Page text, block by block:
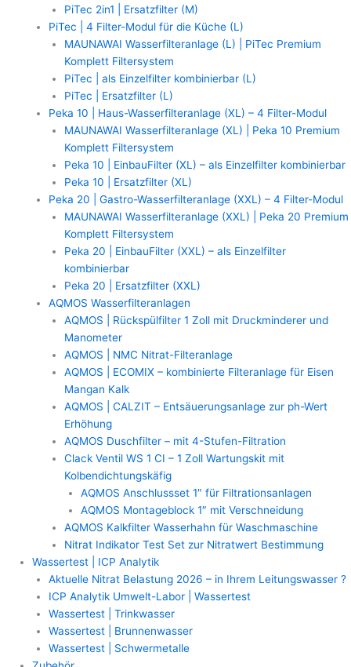
PiTec 2in1 | Ersatzfilter (M)
PiTec | 4 Filter-Modul für die Küche (L)
MAUNAWAI Wasserfilteranlage (L) | PiTec Premium
Komplett Filtersystem
PiTec | als Einzelfilter kombinierbar (L)
PiTec | Ersatzfilter (L)
Peka 10 | Haus-Wasserfilteranlage (XL) – 4 Filter-Modul
MAUNAWAI Wasserfilteranlage (XL) | Peka 10 Premium
Komplett Filtersystem
Peka 10 | EinbauFilter (XL) – als Einzelfilter kombinierbar
Peka 10 | Ersatzfilter (XL)
Peka 20 | Gastro-Wasserfilteranlage (XXL) – 4 Filter-Modul
MAUNAWAI Wasserfilteranlage (XXL) | Peka 20 Premium
Komplett Filtersystem
Peka 20 | EinbauFilter (XXL) – als Einzelfilter
kombinierbar
Peka 20 | Ersatzfilter (XXL)
AQMOS Wasserfilteranlagen
AQMOS | Rückspülfilter 1 Zoll mit Druckminderer und
Manometer
AQMOS | NMC Nitrat-Filteranlage
AQMOS | ECOMIX – kombinierte Filteranlage für Eisen
Mangan Kalk
AQMOS | CALZIT – Entsäuerungsanlage zur ph-Wert
Erhöhung
AQMOS Duschfilter – mit 4-Stufen-Filtration
Clack Ventil WS 1 CI – 1 Zoll Wartungskit mit
Kolbendichtungskäfig
AQMOS Anschlussset 1″ für Filtrationsanlagen
AQMOS Montageblock 1″ mit Verschneidung
AQMOS Kalkfilter Wasserhahn für Waschmaschine
Nitrat Indikator Test Set zur Nitratwert Bestimmung
Wassertest | ICP Analytik
Aktuelle Nitrat Belastung 2026 – in Ihrem Leitungswasser ?
ICP Analytik Umwelt-Labor | Wassertest
Wassertest | Trinkwasser
Wassertest | Brunnenwasser
Wassertest | Schwermetalle